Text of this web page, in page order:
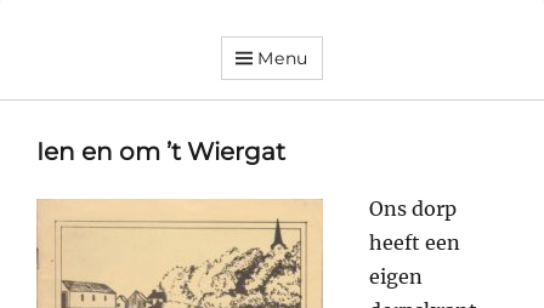
DorpsverenigingMenu
Ien en om ’t Wiergat
Ons dorp
heeft een
eigen